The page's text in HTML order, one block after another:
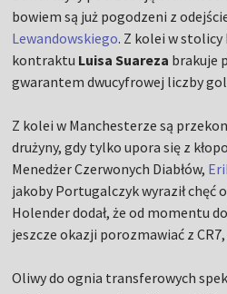
bowiem są już pogodzeni z
Lewandowskiego. Z kolei w
kontraktu Luisa Suareza brakuje
gwarantem dwucyfrowej liczby
Z kolei w Manchesterze są
drużyny, gdy tylko upora się z
Menedżer Czerwonych Diabłów,
jakoby Portugalczyk wyraził chęć
Holender dodał, że od momentu
jeszcze okazji porozmawiać z
Oliwy do ognia transferowych